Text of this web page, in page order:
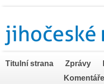
Titulní strana Zprávy
Komentáře